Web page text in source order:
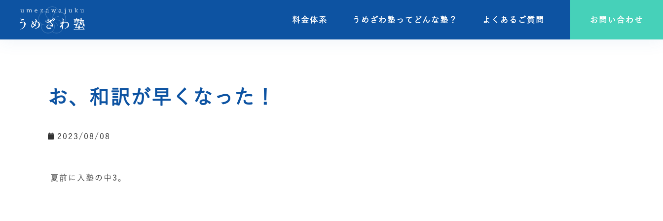
料金体系 うめざわ塾ってどんな塾？ よくあるご質問 お問い合わせ
料金体系 うめざわ塾ってどんな塾？ よくあるご質問 お問い合わせ
お、和訳が早くなった！
2023/08/08
夏前に入塾の中3。